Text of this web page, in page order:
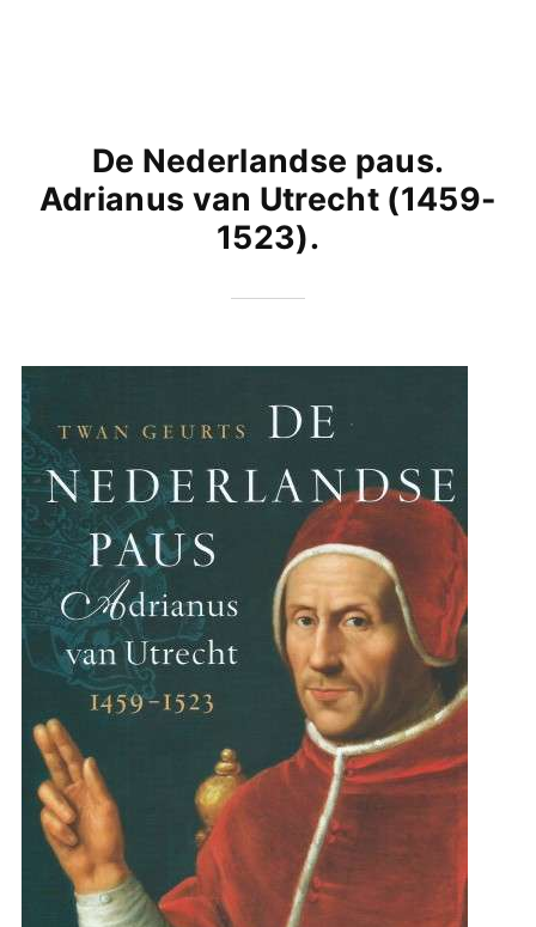
De Nederlandse paus.
Adrianus van Utrecht (1459-
1523).